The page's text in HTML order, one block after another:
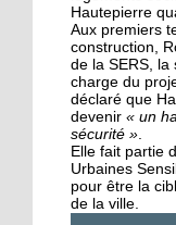
24
La
les
24
quartier
Hautepierre
Aux premiers
construction,
de la SERS, la
charge du
déclaré que
devenir « un
sécurité ».
Elle fait partie
Urbaines
pour être la
de la ville.